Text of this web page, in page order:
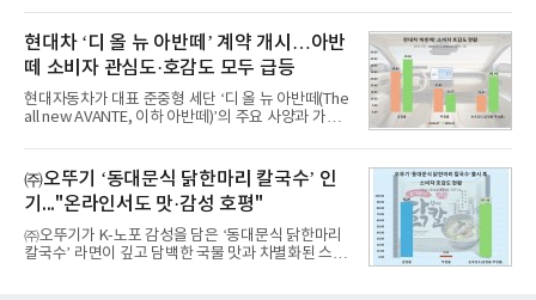
디교육, 대교, 디지
이 순으로 뒤를 이었다.7일 한국기업평판연구소(소장
구창환)는 산업통상자원부 공공기관 41개 브랜드를
대상으로 지난 7월 7일부터 8월 7일까지 수집된 소비
자 빅데이터 91,102,549건을 분석한 결과, 한국전력
공사가 브랜드평판지수 10,670,633을 기록하며 8월
1위에 올랐다고 밝혔다. 분석에 활용된 빅데이터는 지
난 7월(88,893,823건) 대비 2.48% 증가한 수치다.연
수력원자력, 한국석
현대차 ‘디 올 뉴 아반떼’ 계약 개시…아반
떼 소비자 관심도·호감도 모두 급등
현대자동차가 대표 준중형 세단 ‘디 올 뉴 아반떼(The
all new AVANTE, 이하 아반떼)’의 주요 사양과 가격
떼는 6년 만에 선보이는 8세대 완전변경 모델로, ▲정
교한 선과 면을 중심으로 완성한 파격적인 디자인 ▲
과거 중형 세단 수준으로 확대된 차체 제원 ▲글로벌
최고 수준의 안전성 ▲성능과 효율을 동시에 높인 주
행 완성도 ▲첨단 편의 및 디지털 사양 적용 등을 통해
글로벌 준중형 세단의 새로운 기준을 세웠다.아반떼
는 가솔린 2.0과 1.6 하이브리드 두 가지 파워트레인
㈜오뚜기 ‘동대문식 닭한마리 칼국수’ 인
기..."온라인서도 맛·감성 호평"
㈜오뚜기가 K-노포 감성을 담은 ‘동대문식 닭한마리
칼국수’ 라면이 깊고 담백한 국물 맛과 차별화된 스토